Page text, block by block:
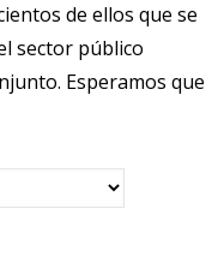
de ellos que se
sector público
Esperamos que